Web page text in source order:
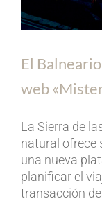
El
web
La Sierra de
natural ofrece
una nueva
planificar el
transacción